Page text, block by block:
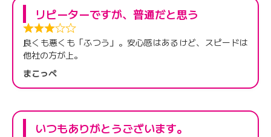
リピーターですが、普通だと思う
良くも悪くも「ふつう」。安心感はあるけど、スピードは
他社の方が上。
まこっぺ
いつもありがとうございます。